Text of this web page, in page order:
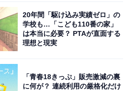
20年間「駆け込み実績ゼロ」の
学校も…「こども110番の家」
は本当に必要？ PTAが直面する
理想と現実
「青春18きっぷ」販売激減の裏
に何が？ 連続利用の厳格化だけ